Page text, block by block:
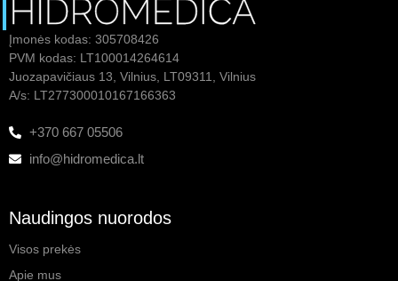
Įmonės kodas: 305708426
PVM kodas: LT100014264614
Juozapavičiaus 13, Vilnius, LT09311, Vilnius
A/s: LT277300010167166363
+370 667 05506
info@hidromedica.lt
Naudingos nuorodos
Visos prekės
Apie mus